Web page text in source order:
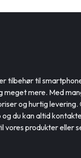
tilbehør til
meget mere. Med
og hurtig levering.
du kan altid
vores produkter eller